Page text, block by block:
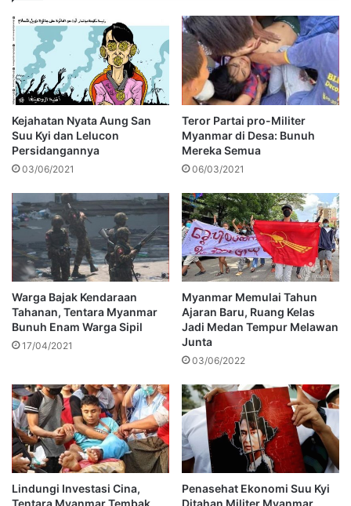
Kejahatan Nyata Aung San
Suu Kyi dan Lelucon
Persidangannya
03/06/2021
Teror Partai pro-Militer
Myanmar di Desa: Bunuh
Mereka Semua
06/03/2021
Warga Bajak Kendaraan
Tahanan, Tentara Myanmar
Bunuh Enam Warga Sipil
17/04/2021
Myanmar Memulai Tahun
Ajaran Baru, Ruang Kelas
Jadi Medan Tempur Melawan
Junta
03/06/2022
Lindungi Investasi Cina,
Penasehat Ekonomi Suu Kyi